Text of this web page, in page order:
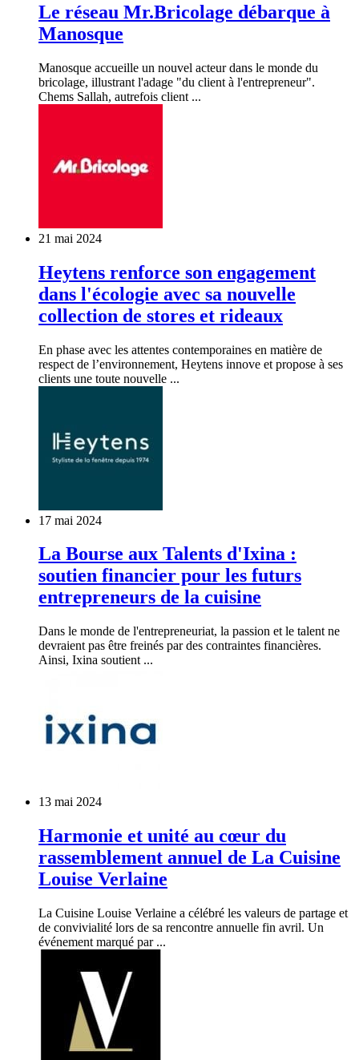
Le réseau Mr.Bricolage débarque à
Manosque
Manosque accueille un nouvel acteur dans le monde du
bricolage, illustrant l'adage "du client à l'entrepreneur".
Chems Sallah, autrefois client ...
21 mai 2024
Heytens renforce son engagement
dans l'écologie avec sa nouvelle
collection de stores et rideaux
En phase avec les attentes contemporaines en matière de
respect de l’environnement, Heytens innove et propose à ses
clients une toute nouvelle ...
17 mai 2024
La Bourse aux Talents d'Ixina :
soutien financier pour les futurs
entrepreneurs de la cuisine
Dans le monde de l'entrepreneuriat, la passion et le talent ne
devraient pas être freinés par des contraintes financières.
Ainsi, Ixina soutient ...
13 mai 2024
Harmonie et unité au cœur du
rassemblement annuel de La Cuisine
Louise Verlaine
La Cuisine Louise Verlaine a célébré les valeurs de partage et
de convivialité lors de sa rencontre annuelle fin avril. Un
événement marqué par ...